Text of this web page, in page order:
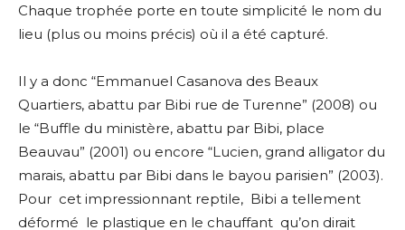
Chaque trophée porte en toute simplicité le nom du
lieu (plus ou moins précis) où il a été capturé.
Il y a donc “Emmanuel Casanova des Beaux
Quartiers, abattu par Bibi rue de Turenne” (2008) ou
le “Buffle du ministère, abattu par Bibi, place
Beauvau” (2001) ou encore “Lucien, grand alligator du
marais, abattu par Bibi dans le bayou parisien” (2003).
Pour cet impressionnant reptile, Bibi a tellement
déformé le plastique en le chauffant qu’on dirait